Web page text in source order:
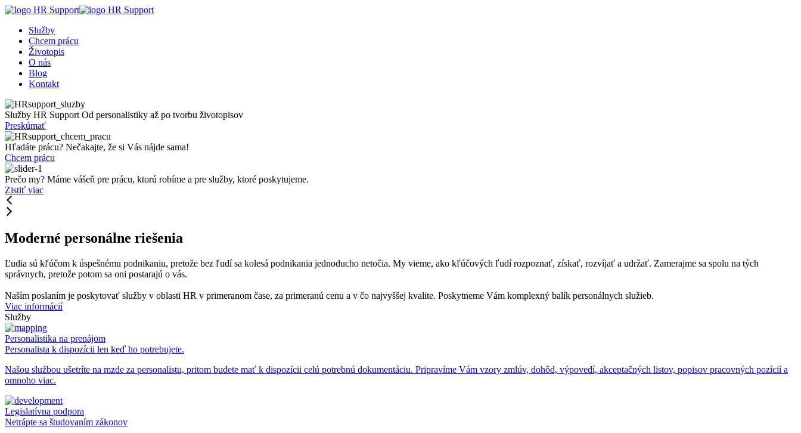
Služby
Chcem prácu
Životopis
O nás
Blog
Kontakt
Služby HR Support Od personalistiky až po tvorbu životopisov
Preskúmať
Hľadáte prácu? Nečakajte, že si Vás nájde sama!
Chcem prácu
Prečo my? Máme vášeň pre prácu, ktorú robíme a pre služby, ktoré poskytujeme.
Zistiť viac
Moderné personálne riešenia
Ľudia sú kľúčom k úspešnému podnikaniu, pretože bez ľudí sa kolesá podnikania jednoducho netočia. My vieme, ako kľúčových ľudí rozpoznať, získať, rozvíjať a udržať. Zamerajme sa spolu na tých
správnych, pretože potom sa oni postarajú o vás.
Naším poslaním je poskytovať služby v oblasti HR v primeranom čase, za primeranú cenu a v čo najvyššej kvalite. Poskytneme Vám komplexný balík personálnych služieb.
Viac informácií
Služby
Personalistika na prenájom
Personalista k dispozícii len keď ho potrebujete.
Našou službou ušetríte na mzde za personalistu, pritom budete mať k dispozícii celú potrebnú dokumentáciu. Pripravíme Vám vzory zmlúv, dohôd, výpovedí, akceptačných listov, popisov pracovných pozícií a
omnoho viac.
Legislatívna podpora
Netrápte sa študovaním zákonov